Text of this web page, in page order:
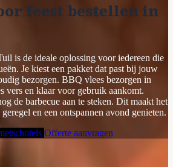
feest bestellen in
is de ideale oplossing voor iedereen die
Je kiest een pakket dat past bij jouw
bezorgen. BBQ vlees bezorgen in
vers en klaar voor gebruik aankomt.
de barbecue aan te steken. Dit maakt het
en een ontspannen avond genieten.
Offerte aanvragen